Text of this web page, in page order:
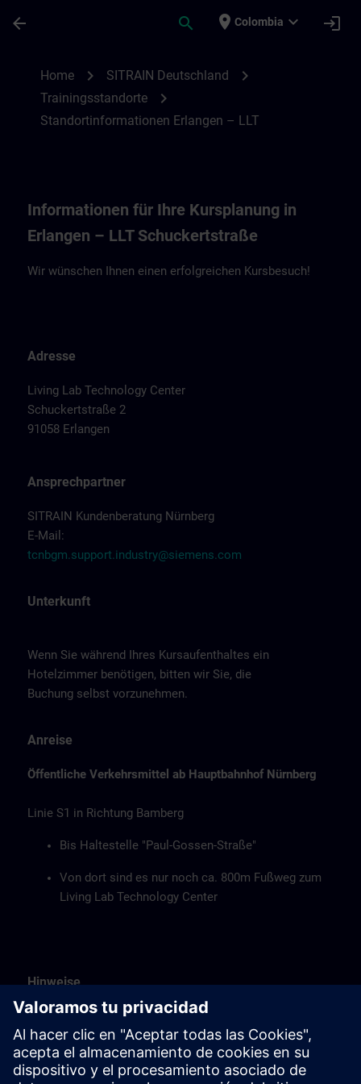
arrow_back search place Colombia expand_more login
Home chevron_right SITRAIN Deutschland chevron_right
Trainingsstandorte chevron_right
Standortinformationen Erlangen – LLT
Informationen für Ihre Kursplanung in
Erlangen – LLT Schuckertstraße
Wir wünschen Ihnen einen erfolgreichen Kursbesuch!
Adresse
Living Lab Technology Center
Schuckertstraße 2
91058 Erlangen
Ansprechpartner
SITRAIN Kundenberatung Nürnberg
E-Mail:
tcnbgm.support.industry@siemens.com
Unterkunft
Wenn Sie während Ihres Kursaufenthaltes ein
Hotelzimmer benötigen, bitten wir Sie, die
Buchung selbst vorzunehmen.
Anreise
Öffentliche Verkehrsmittel ab Hauptbahnhof Nürnberg
Linie S1 in Richtung Bamberg
Bis Haltestelle "Paul-Gossen-Straße"
Von dort sind es nur noch ca. 800m Fußweg zum
Living Lab Technology Center
Hinweise
Verpflegung
Essen, Kaffee und Wasser erhalten Sie unentgeltlich.